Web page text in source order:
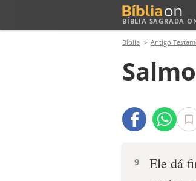
BÍBLIA SAGRADA
Bíblia Antigo
9
Ele dá